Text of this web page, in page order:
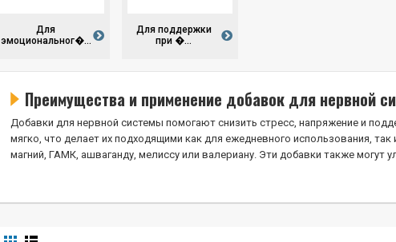
Для
эмоциональног�...
Для поддержки
при �...
Преимущества и применение добавок для нервной
Добавки для нервной системы помогают снизить стресс, напряжение и
мягко, что делает их подходящими как для ежедневного использования,
магний, ГАМК, ашваганду, мелиссу или валериану. Эти добавки также могут